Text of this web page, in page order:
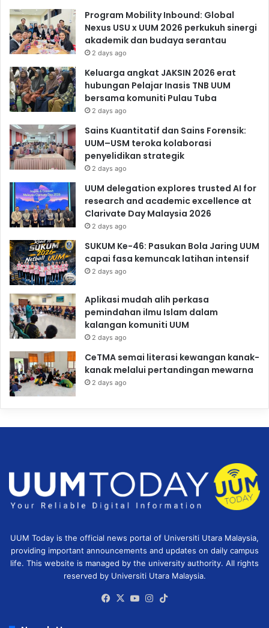
Program Mobility Inbound: Global
Nexus USU x UUM 2026 perkukuh sinergi
akademik dan budaya serantau
2 days ago
Keluarga angkat JAKSIN 2026 erat
hubungan Pelajar Inasis TNB UUM
bersama komuniti Pulau Tuba
2 days ago
Sains Kuantitatif dan Sains Forensik:
UUM–USM teroka kolaborasi
penyelidikan strategik
2 days ago
UUM delegation explores trusted AI for
research and academic excellence at
Clarivate Day Malaysia 2026
2 days ago
SUKUM Ke-46: Pasukan Bola Jaring UUM
capai fasa kemuncak latihan intensif
2 days ago
Aplikasi mudah alih perkasa
pemindahan ilmu Islam dalam
kalangan komuniti UUM
2 days ago
CeTMA semai literasi kewangan kanak-
kanak melalui pertandingan mewarna
2 days ago
UUM Today is the official news portal of Universiti Utara Malaysia,
providing important announcements and updates on daily campus
life. This website is managed by the university authority. All rights
reserved by Universiti Utara Malaysia.
Facebook
X YouTubeInstagram